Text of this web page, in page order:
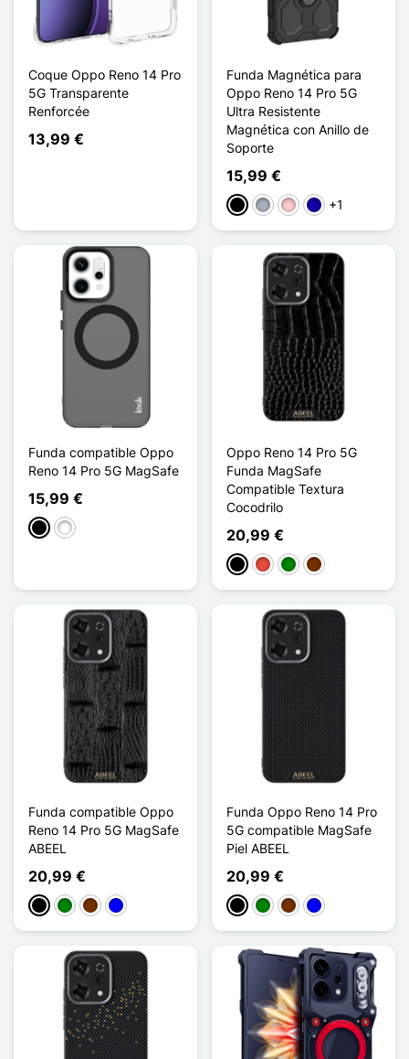
Coque Oppo Reno 14 Pro
5G Transparente
Renforcée
13,99 €
Funda Magnética para
Oppo Reno 14 Pro 5G
Ultra Resistente
Magnética con Anillo de
Soporte
15,99 €
NegroGris RosaAzul oscuro
+1
Funda compatible Oppo
Reno 14 Pro 5G MagSafe
15,99 €
NegroBlanco
Oppo Reno 14 Pro 5G
Funda MagSafe
Compatible Textura
Cocodrilo
20,99 €
NegroRojoVerdeCafé
Funda compatible Oppo
Reno 14 Pro 5G MagSafe
ABEEL
20,99 €
NegroVerdeCaféAzul
Funda Oppo Reno 14 Pro
5G compatible MagSafe
Piel ABEEL
20,99 €
NegroVerdeCaféAzul